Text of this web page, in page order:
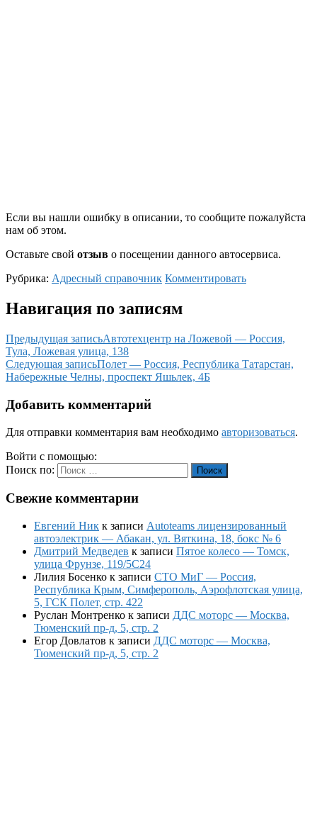
Если вы нашли ошибку в описании, то сообщите пожалуйста
нам об этом.
Оставьте свой отзыв о посещении данного автосервиса.
Рубрика: Адресный справочник Комментировать
Навигация по записям
Предыдущая записьАвтотехцентр на Ложевой — Россия,
Тула, Ложевая улица, 138
Следующая записьПолет — Россия, Республика Татарстан,
Набережные Челны, проспект Яшьлек, 4Б
Добавить комментарий
Для отправки комментария вам необходимо авторизоваться.
Войти с помощью:
Поиск по:
Поиск
Свежие комментарии
Евгений Ник к записи Autoteams лицензированный
автоэлектрик — Абакан, ул. Вяткина, 18, бокс № 6
Дмитрий Медведев к записи Пятое колесо — Томск,
улица Фрунзе, 119/5С24
Лилия Босенко к записи СТО МиГ — Россия,
Республика Крым, Симферополь, Аэрофлотская улица,
5, ГСК Полет, стр. 422
Руслан Монтренко к записи ДДС моторс — Москва,
Тюменский пр-д, 5, стр. 2
Егор Довлатов к записи ДДС моторс — Москва,
Тюменский пр-д, 5, стр. 2